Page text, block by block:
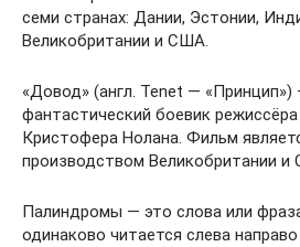
семи странах: Дании, Эстонии,
Великобритании и США.
«Довод» (англ. Tenet — «Принцип»)
фантастический боевик
Кристофера Нолана. Фильм
производством Великобритании
Палиндромы — это слова или
одинаково читается слева